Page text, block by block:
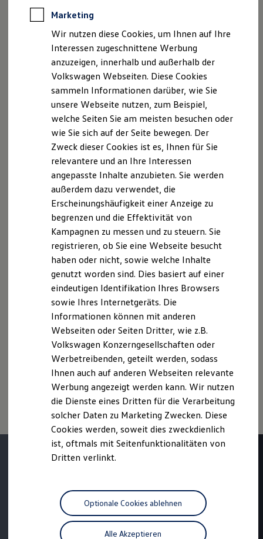
Notdienst und Pannenhilfe
Software, Konnektivität & Apps
California App
VW Connect für Ihren ID. Buzz
VW Connect für Ihren Transporter/Caravelle
VW Connect für Ihren Amarok
VW Connect für andere Modelle
Connect Pro
Fleet Interface Data
Multistop Pathfinder
Übersicht Software Updates
Digitales Bordbuch
Fahrerassistenz- und Sicherheitssysteme
Kontrollleuchten
Batterieverordnung
XTL-Dieselkraftstoff
Ersatzteile und Betriebsflüssigkeiten
Original Zubehör und Lifestyle Produkte
myVolkswagen
myVolkswagen Business
Elektrisch & Autonom
Elektro - & Hybridfahrzeuge
Unser Ansatz
Klimafreundlicher Strom
Reichweite & Ladelösungen
Reichweitensimulator
Ladezeitensimulator
Ladelösungen für Privatkunden
Ladelösungen für Gewerbekunden
Bidirektionales Laden
Förderung & Kosten der Elektrofahrzeuge
Fördermöglichkeiten für Privatkunden
Kostensimulator
Autonomes Fahren
Mehr zum ID. Buzz
California Welt
California Club
California Magazin & Ratgeber
California Reisen & Erlebnisse
California App
California Lifestyle & Zubehör
Übernachten im California
Nur in Kombination mit der Umfeldbeleuchtung an der
Heckklappe erhältlich. Sonderausstattung beim
California
Die in dieser Darstellung gezeigten Fahrzeuge und
Ausstattungen können in einzelnen Details vom aktuellen
deutschen Lieferprogramm abweichen. Abgebildet sind
teilweise Sonderausstattungen der Fahrzeuge gegen
Mehrpreis.
Bitte beachten Sie auch unseren Konfigurator für eine
Übersicht der aktuell verfügbaren Modelle und Ausstattungen.
Die angegebenen Verbrauchs- und Emissionswerte beziehen
sich nicht auf ein einzelnes Fahrzeug und sind nicht Bestandteil
des Angebots, sondern dienen allein Vergleichszwecken
zwischen den verschiedenen Fahrzeugtypen.
Zusatzausstattungen und Zubehör (Anbauteile, Reifenformat
usw.) können relevante Fahrzeugparameter, wie
Rollwiderstand und Aerodynamik verändern und neben
Witterungs- und Verkehrsbedingungen sowie dem
individuellen Fahrverhalten den Kraftstoffverbrauch, den
Stromverbrauch, die CO₂-Emissionen und die
Fahrleistungswerte eines Fahrzeugs beeinflussen.
Weitere Informationen zum offiziellen Kraftstoffverbrauch und
den offiziellen spezifischen CO₂-Emissionen neuer
Personenkraftwagen können dem „Leitfaden über den
Kraftstoffverbrauch, die CO₂-Emissionen und den
Stromverbrauch neuer Personenkraftwagen“ entnommen
werden, der an allen Verkaufsstellen und bei der DAT
Deutsche Automobil Treuhand GmbH, Hellmuth-Hirth-Str. 1, D-
73760 Ostfildern oder unter
Marketing
Wir nutzen diese Cookies, um Ihnen auf Ihre
Interessen zugeschnittene Werbung
anzuzeigen, innerhalb und außerhalb der
Volkswagen Webseiten. Diese Cookies
sammeln Informationen darüber, wie Sie
unsere Webseite nutzen, zum Beispiel,
welche Seiten Sie am meisten besuchen oder
wie Sie sich auf der Seite bewegen. Der
Zweck dieser Cookies ist es, Ihnen für Sie
relevantere und an Ihre Interessen
angepasste Inhalte anzubieten. Sie werden
außerdem dazu verwendet, die
Erscheinungshäufigkeit einer Anzeige zu
begrenzen und die Effektivität von
Kampagnen zu messen und zu steuern. Sie
registrieren, ob Sie eine Webseite besucht
haben oder nicht, sowie welche Inhalte
genutzt worden sind. Dies basiert auf einer
eindeutigen Identifikation Ihres Browsers
sowie Ihres Internetgeräts. Die
Informationen können mit anderen
Webseiten oder Seiten Dritter, wie z.B.
Volkswagen Konzerngesellschaften oder
Werbetreibenden, geteilt werden, sodass
Ihnen auch auf anderen Webseiten relevante
Werbung angezeigt werden kann. Wir nutzen
die Dienste eines Dritten für die Verarbeitung
solcher Daten zu Marketing Zwecken. Diese
Cookies werden, soweit dies zweckdienlich
ist, oftmals mit Seitenfunktionalitäten von
Dritten verlinkt.
Alle Akzeptieren
Optionale Cookies ablehnen